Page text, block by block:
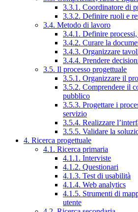
3.3.1. Coordinatore di
3.3.2. Definire ruoli e
3.4. Metodo di lavoro
3.4.1. Definire
3.4.2. Curare la
3.4.3. Organizzare
3.4.4. Prendere
3.5. Il processo progettuale
3.5.1. Organizzare il
3.5.2. Comprendere il
pubblico
3.5.3. Progettare i
servizio
3.5.4. Realizzare
3.5.5. Validare la
4. Ricerca progettuale
4.1. Ricerca primaria
4.1.1. Interviste
4.1.2. Questionari
4.1.3. Test di usabilità
4.1.4. Web analytics
4.1.5. Strumenti di
utente